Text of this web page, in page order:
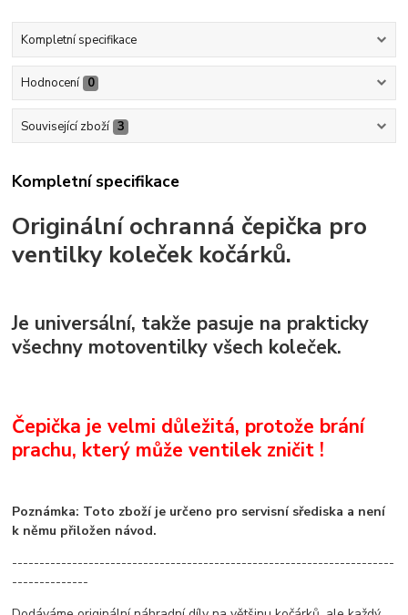
Kompletní specifikace
Hodnocení 0
Související zboží 3
Kompletní specifikace
Originální ochranná čepička pro
ventilky koleček kočárků.
Je universální, takže pasuje na prakticky
všechny motoventilky všech koleček.
Čepička je velmi důležitá, protože brání
prachu, který může ventilek zničit !
Poznámka: Toto zboží je určeno pro servisní sřediska a není
k němu přiložen návod.
----------------------------------------------------------------------
--------------